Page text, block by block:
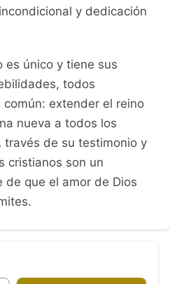
y dedicación
es único y tiene sus
todos
extender el reino
nueva a todos los
través de su testimonio y
cristianos son un
que el amor de Dios